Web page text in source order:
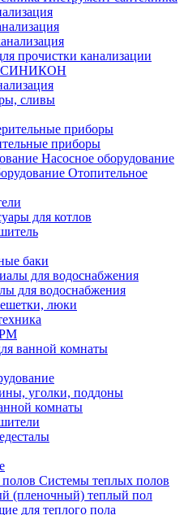
прочистки канализации
СИНИКОН
сливы
приборы
Насосное оборудование
Отопительное
для котлов
баки
для водоснабжения
люки
ванной комнаты
уголки, поддоны
комнаты
Системы теплых полов
(пленочный) теплый пол
для теплого пола